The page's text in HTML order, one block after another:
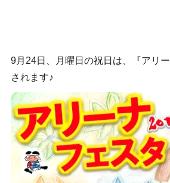
9月24日、月曜日の祝日は、『アリ
されます♪